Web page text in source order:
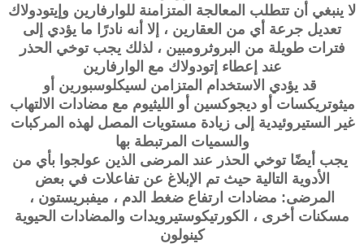
لا ينبغي أن تتطلب المعالجة المتزامنة للوارفارين وإيتودولاك
تعديل جرعة أي من العقارين ، إلا أنه نادرًا ما يؤدي إلى
فترات طويلة من البروثرومبين ، لذلك يجب توخي الحذر
عند إعطاء إتودولاك مع الوارفارين
قد يؤدي الاستخدام المتزامن لسيكلوسبورين أو
ميثوتريكسات أو ديجوكسين أو الليثيوم مع مضادات الالتهاب
غير الستيروئيدية إلى زيادة مستويات المصل لهذه المركبات
والسميات المرتبطة بها
يجب أيضًا توخي الحذر عند المرضى الذين عولجوا بأي من
الأدوية التالية حيث تم الإبلاغ عن تفاعلات في بعض
المرضى: مضادات ارتفاع ضغط الدم ، ميفبريستون ،
مسكنات أخرى ، الكورتيكوستيرويدات والمضادات الحيوية
كينولون